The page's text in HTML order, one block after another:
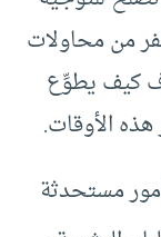
من محاولات
كيف يطوِّع
الأوقات.
مستحدثة